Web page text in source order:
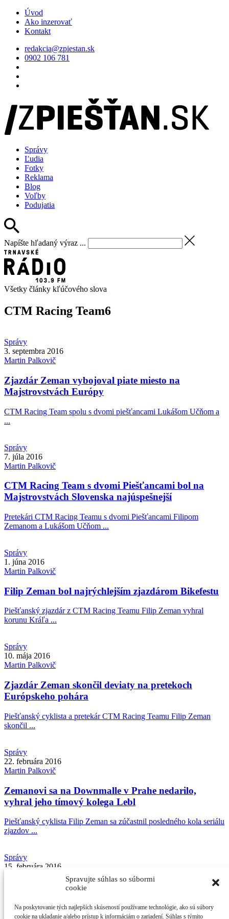
Spravujte súhlas so súbormi
cookie
Na poskytovanie tých najlepších skúseností používame technológie, ako sú súbory
cookie na ukladanie a/alebo prístup k informáciám o zariadení. Súhlas s týmito
Úvod
Ako inzerovať
Kontakt
redakcia@zpiestan.sk
0902 106 781
Správy
Ľudia
Fotky
Reklama
Blog
Voľby
Podujatia
Napíšte hľadaný výraz ...
Všetky články kľúčového slova
CTM Racing Team6
Správy
3. septembra 2016
Martin Palkovič
Zjazdár Zeman vybojoval piate miesto na
Majstrovstvách Európy
CTM Racing Team spolu s dvomi piešťancami Lukášom Učňom a
...
Správy
7. júla 2016
Martin Palkovič
CTM Racing Team s dvomi Piešťancami bol na
Majstrovstvách Slovenska najúspešnejší
Pretekári CTM Racing Teamu s dvomi Piešťancami Filipom
Zemanom a Lukášom Učňom ...
Správy
1. júna 2016
Martin Palkovič
Filip Zeman bol najrýchlejším zjazdárom Bikefestu
Piešťanský zjazdár z CTM Racing Teamu Filip Zeman vyhral
korunu Kráľa ...
Správy
10. mája 2016
Martin Palkovič
Zjazdár Zeman skončil deviaty na pretekoch
Európskeho pohára
Piešťanský cyklista a pretekár CTM Racing Teamu Filip Zeman
skončil ...
Správy
22. februára 2016
Martin Palkovič
Zemanovi sa na Downmalle v Prahe nedarilo,
vyhral jeho tímový kolega Lebl
Piešťanský cyklista Filip Zeman sa zúčastnil posledného kola seriálu
zjazdov ...
Správy
15. februára 2016
Downmalle v Bratislave